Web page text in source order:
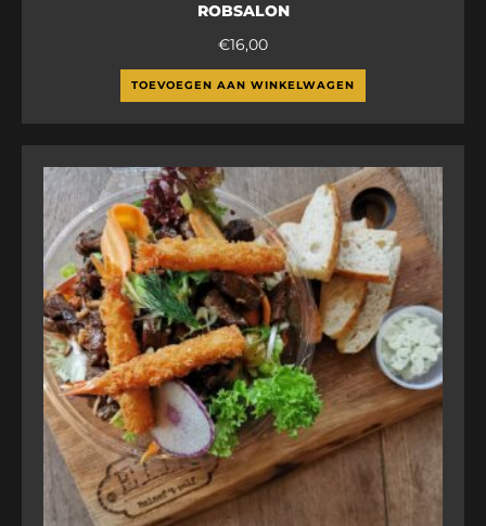
ROBSALON
€16,00
TOEVOEGEN AAN WINKELWAGEN